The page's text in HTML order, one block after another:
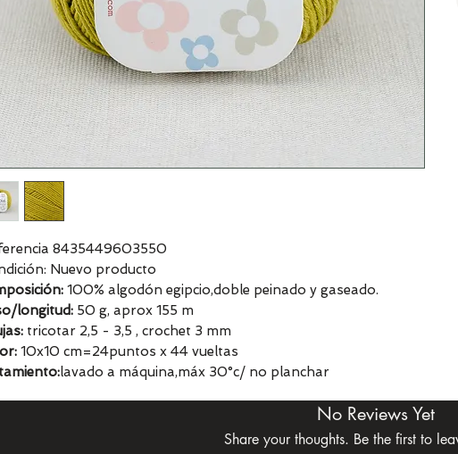
8435449603550
Nuevo producto
100% algodón egipcio,doble peinado y gaseado.
longitud: 50 g, aprox 155 m
tricotar 2,5 - 3,5 , crochet 3 mm
10x10 cm=24puntos x 44 vueltas
lavado a máquina,máx 30°c/ no planchar
No Reviews Yet
Share your thoughts. Be the first to